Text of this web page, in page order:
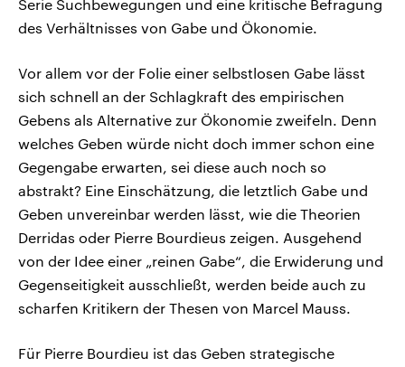
Serie Suchbewegungen und eine kritische Befragung
des Verhältnisses von Gabe und Ökonomie.
Vor allem vor der Folie einer selbstlosen Gabe lässt
sich schnell an der Schlagkraft des empirischen
Gebens als Alternative zur Ökonomie zweifeln. Denn
welches Geben würde nicht doch immer schon eine
Gegengabe erwarten, sei diese auch noch so
abstrakt? Eine Einschätzung, die letztlich Gabe und
Geben unvereinbar werden lässt, wie die Theorien
Derridas oder Pierre Bourdieus zeigen. Ausgehend
von der Idee einer „reinen Gabe“, die Erwiderung und
Gegenseitigkeit ausschließt, werden beide auch zu
scharfen Kritikern der Thesen von Marcel Mauss.
Für Pierre Bourdieu ist das Geben strategische